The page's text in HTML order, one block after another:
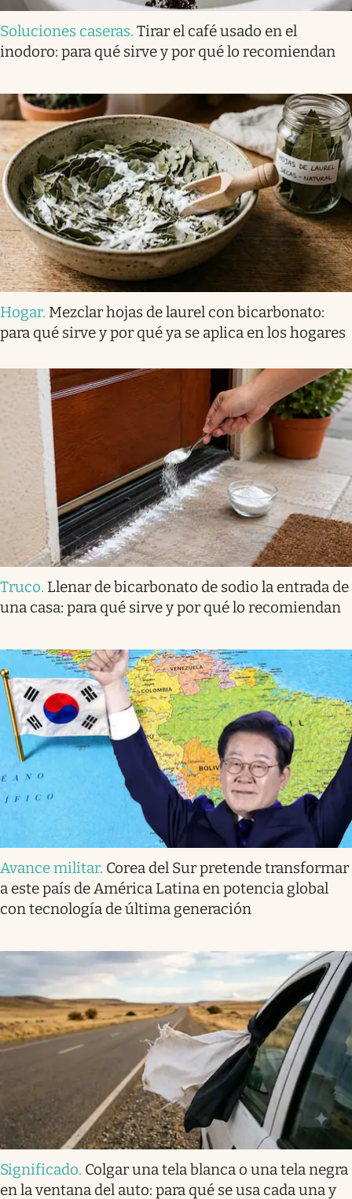
Soluciones caseras. Tirar el café usado en el
inodoro: para qué sirve y por qué lo recomiendan
Hogar. Mezclar hojas de laurel con bicarbonato:
para qué sirve y por qué ya se aplica en los hogares
Truco. Llenar de bicarbonato de sodio la entrada de
una casa: para qué sirve y por qué lo recomiendan
Avance militar. Corea del Sur pretende transformar
a este país de América Latina en potencia global
con tecnología de última generación
Significado. Colgar una tela blanca o una tela negra
en la ventana del auto: para qué se usa cada una y